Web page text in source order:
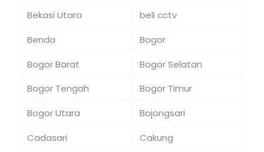
Bekasi Utara
beli cctv
Benda
Bogor
Bogor Barat
Bogor Selatan
Bogor Tengah
Bogor Timur
Bogor Utara
Bojongsari
Cadasari
Cakung